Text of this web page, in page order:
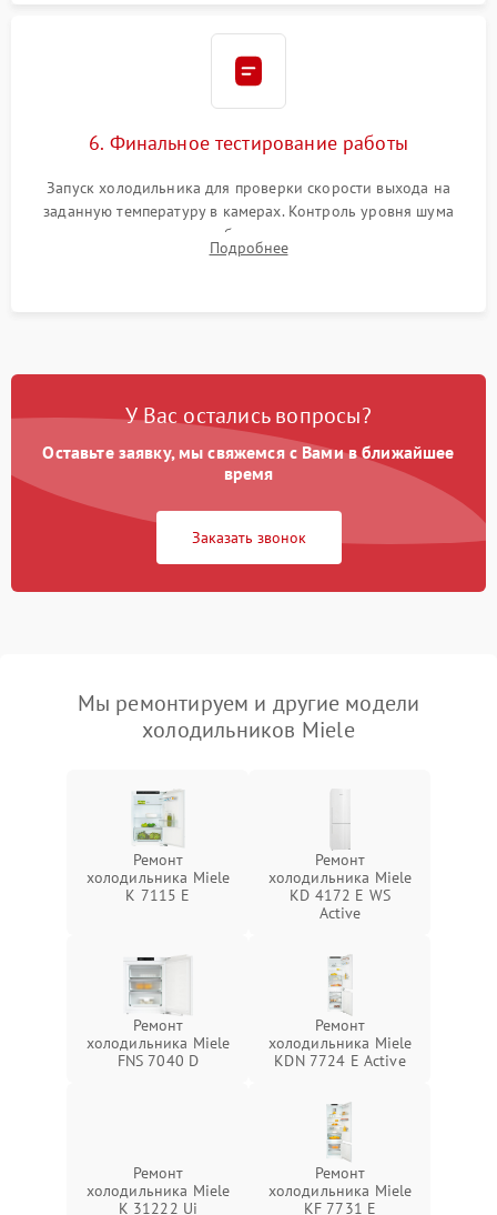
6. Финальное тестирование работы
Запуск холодильника для проверки скорости выхода на
заданную температуру в камерах. Контроль уровня шума
компрессора, отсутствия обмерзания стенок и корректного
срабатывания системы автоматической оттайки.
Подробнее
У Вас остались вопросы?
Оставьте заявку, мы свяжемся с Вами в ближайшее
время
Заказать звонок
Мы ремонтируем и другие модели
холодильников Miele
Ремонт
холодильника Miele
K 7115 E
Ремонт
холодильника Miele
KD 4172 E WS
Active
Ремонт
холодильника Miele
FNS 7040 D
Ремонт
холодильника Miele
KDN 7724 E Active
Ремонт
холодильника Miele
K 31222 Ui
Ремонт
холодильника Miele
KF 7731 E